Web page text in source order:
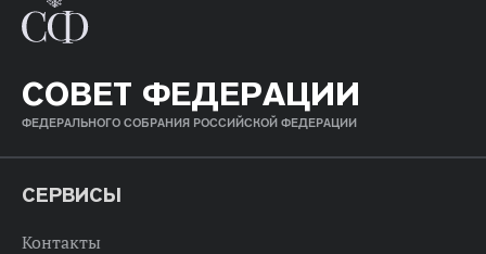
СОВЕТ ФЕДЕРАЦИИ
ФЕДЕРАЛЬНОГО СОБРАНИЯ РОССИЙСКОЙ ФЕДЕРАЦИИ
СЕРВИСЫ
Контакты